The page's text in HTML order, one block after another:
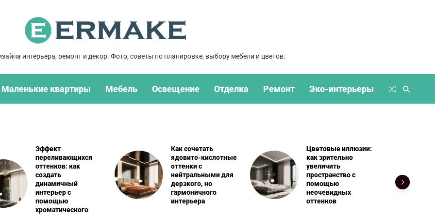
интерьера, ремонт и декор. Фото, советы по планировке, выбору мебели и цветов.
Маленькие квартиры Мебель Освещение Отделка Ремонт Эко-интерьеры
Как сочетать
ядовито-кислотные
оттенки с
нейтральными для
дерзкого, но
гармоничного
интерьера
Цветовые иллюзии:
как зрительно
увеличить
пространство с
помощью
неочевидных
оттенков
Невидимые цвета:
как
ультрафиолетовые
и инфракрасные
оттенки влияют на
атмосферу дома